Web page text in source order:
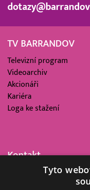
TV BARRANDOV
Televizní program
Videoarchiv
Akcionáři
Kariéra
Loga ke stažení
Kontakt
Barrandov Televizní
Tyto